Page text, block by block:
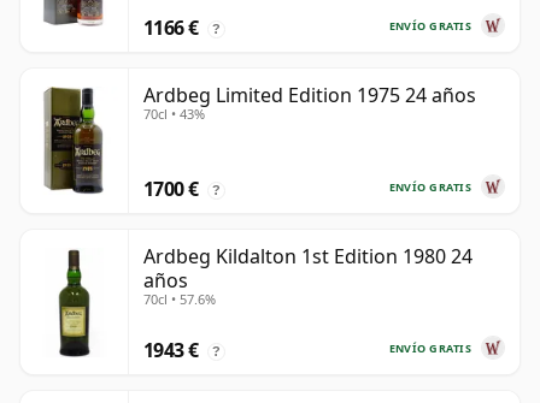
ENVÍO GRATIS
1166 € ?
Ardbeg Limited Edition 1975 24 años
70cl • 43%
ENVÍO GRATIS
1700 € ?
Ardbeg Kildalton 1st Edition 1980 24
años
70cl • 57.6%
ENVÍO GRATIS
1943 € ?